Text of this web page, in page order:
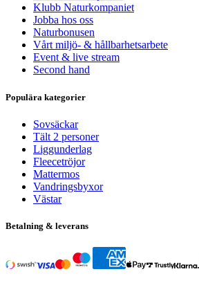
Klubb Naturkompaniet
Jobba hos oss
Naturbonusen
Vårt miljö- & hållbarhetsarbete
Event & live stream
Second hand
Populära kategorier
Sovsäckar
Tält 2 personer
Liggunderlag
Fleecetröjor
Mattermos
Vandringsbyxor
Västar
Betalning & leverans